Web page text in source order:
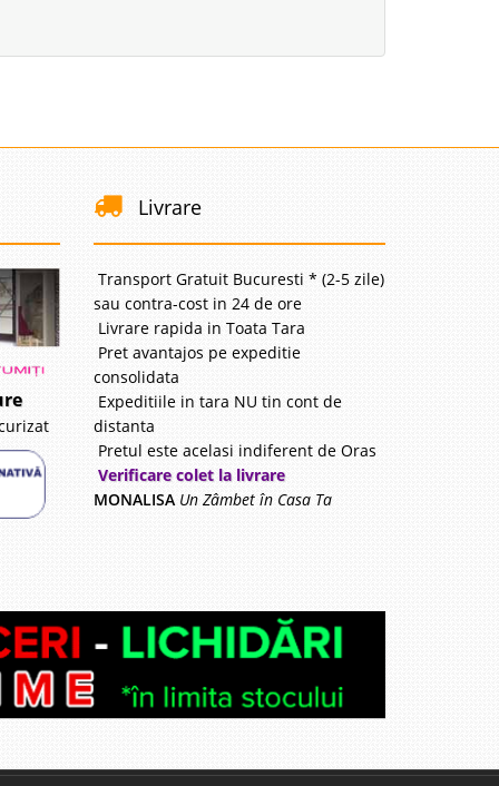
Livrare
Transport Gratuit Bucuresti * (2-5 zile)
sau contra-cost in 24 de ore
Livrare rapida in Toata Tara
Pret avantajos pe expeditie
consolidata
Expeditiile in tara NU tin cont de
distanta
Pretul este acelasi indiferent de Oras
Verificare colet la livrare
MONALISA Un Zâmbet în Casa Ta